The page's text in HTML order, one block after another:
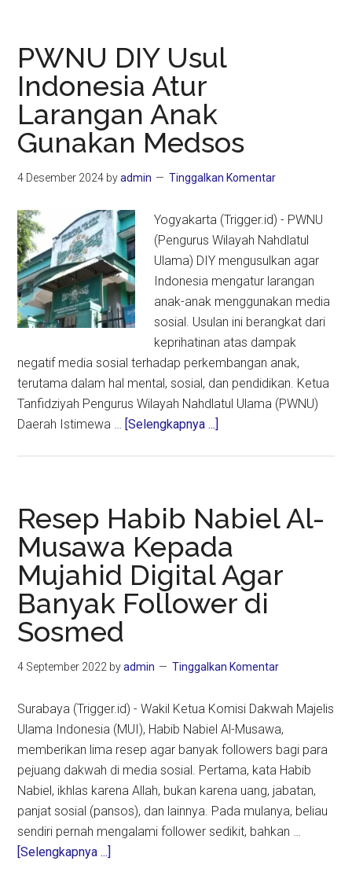
PWNU DIY Usul
Indonesia Atur
Larangan Anak
Gunakan Medsos
4 Desember 2024 byadmin Tinggalkan Komentar
Yogyakarta (Trigger.id) - PWNU
(Pengurus Wilayah Nahdlatul
Ulama) DIY mengusulkan agar
Indonesia mengatur larangan
anak-anak menggunakan media
sosial. Usulan ini berangkat dari
keprihatinan atas dampak
negatif media sosial terhadap perkembangan anak,
terutama dalam hal mental, sosial, dan pendidikan. Ketua
Tanfidziyah Pengurus Wilayah Nahdlatul Ulama (PWNU)
Daerah Istimewa … [Selengkapnya ...]
Indonesia
Atur
Larangan
Anak
Gunakan
Medsos
Resep Habib Nabiel Al-
Musawa Kepada
Mujahid Digital Agar
Banyak Follower di
Sosmed
4 September 2022 byadmin Tinggalkan Komentar
Surabaya (Trigger.id) - Wakil Ketua Komisi Dakwah Majelis
Ulama Indonesia (MUI), Habib Nabiel Al-Musawa,
memberikan lima resep agar banyak followers bagi para
pejuang dakwah di media sosial. Pertama, kata Habib
Nabiel, ikhlas karena Allah, bukan karena uang, jabatan,
panjat sosial (pansos), dan lainnya. Pada mulanya, beliau
sendiri pernah mengalami follower sedikit, bahkan …
[Selengkapnya ...]